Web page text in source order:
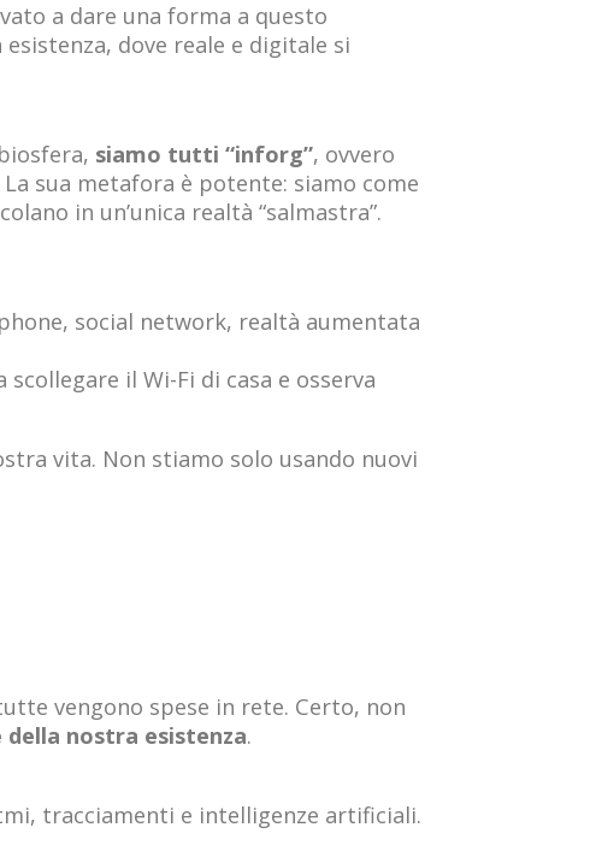
a dare una forma a questo
dove reale e digitale si
siamo tutti “inforg”, ovvero
sua metafora è potente: siamo come
in un’unica realtà “salmastra”.
social network, realtà aumentata
il Wi-Fi di casa e osserva
vita. Non stiamo solo usando nuovi
vengono spese in rete. Certo, non
nostra esistenza.
tracciamenti e intelligenze artificiali.